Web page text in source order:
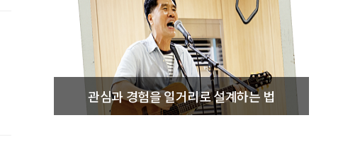
관심과 경험을 일거리로 설계하는 법